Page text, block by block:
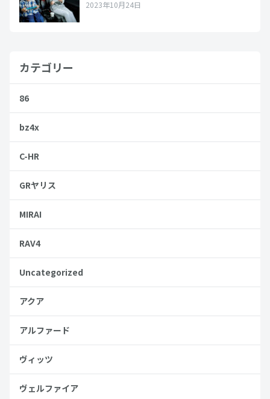
カテゴリー
86
bz4x
C-HR
GRヤリス
MIRAI
RAV4
Uncategorized
アクア
アルファード
ヴィッツ
ヴェルファイア